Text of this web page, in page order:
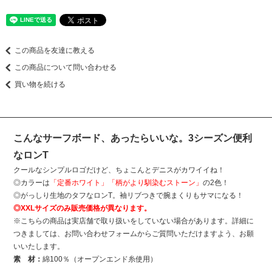
この商品を友達に教える
この商品について問い合わせる
買い物を続ける
こんなサーフボード、あったらいいな。3シーズン便利
なロンT
クールなシンプルロゴだけど、ちょこんとデニスがカワイイね！
◎カラーは 「定番ホワイト」「柄がより馴染むストーン」の2色！
◎がっしり生地のタフなロンT。袖リブつきで腕まくりもサマになる！
◎XXLサイズのみ販売価格が異なります。
※こちらの商品は実店舗で取り扱いをしていない場合があります。詳細に
つきましては、お問い合わせフォームからご質問いただけますよう、お願
いいたします。
素 材：綿100％（オープンエンド糸使用）